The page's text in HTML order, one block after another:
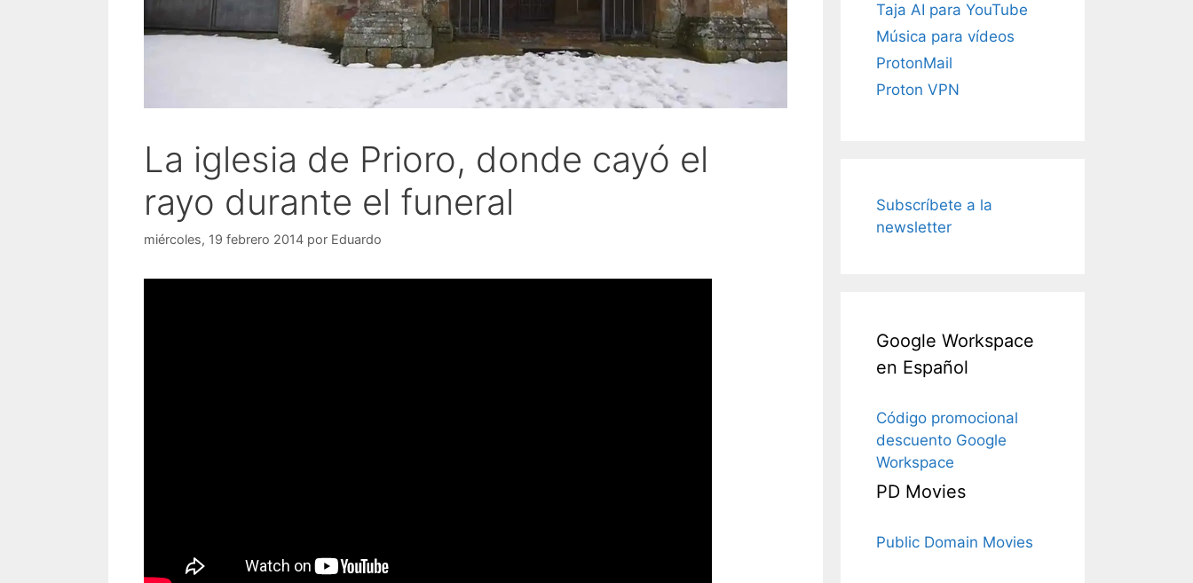
La iglesia de Prioro, donde cayó el
rayo durante el funeral
miércoles, 19 febrero 2014 por Eduardo
Taja AI para YouTube
Música para vídeos
ProtonMail
Proton VPN
Subscríbete a la
newsletter
Google Workspace
en Español
Código promocional
descuento Google
Workspace
PD Movies
Public Domain Movies